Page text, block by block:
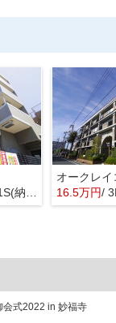
納戸) 16.5万円/
会式2022 in 妙福寺